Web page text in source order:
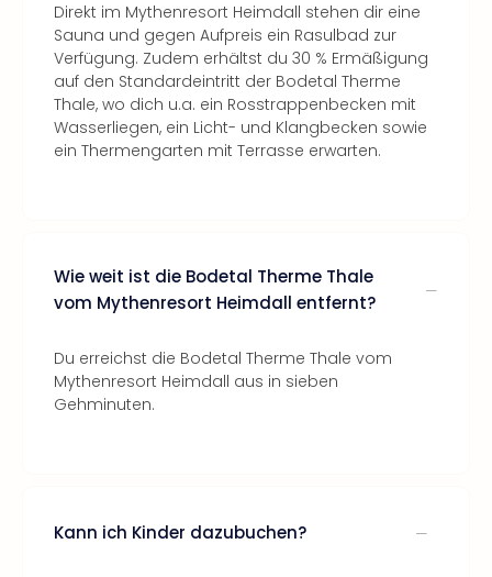
Direkt im Mythenresort Heimdall stehen dir eine
Sauna und gegen Aufpreis ein Rasulbad zur
Verfügung. Zudem erhältst du 30 % Ermäßigung
auf den Standardeintritt der Bodetal Therme
Thale, wo dich u.a. ein Rosstrappenbecken mit
Wasserliegen, ein Licht- und Klangbecken sowie
ein Thermengarten mit Terrasse erwarten.
Wie weit ist die Bodetal Therme Thale
vom Mythenresort Heimdall entfernt?
Du erreichst die Bodetal Therme Thale vom
Mythenresort Heimdall aus in sieben
Gehminuten.
Kann ich Kinder dazubuchen?